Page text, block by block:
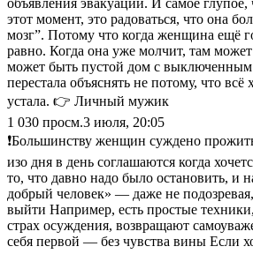
этот момент, это радоваться, что она
мозг”. Потому что когда женщина ещё
равно. Когда она уже молчит, там
может быть пустой дом с выключенным
перестала объяснять не потому, что
устала. 👉 Личный мужик
1 030 просм.3 июля, 20:05
❗️Большинству женщин суждено
изо дня в день соглашаются когда
то, что давно надо было остановить, и
добрый человек» — даже не
выйти Например, есть простые
страх осуждения, возвращают
себя первой — без чувства вины Если